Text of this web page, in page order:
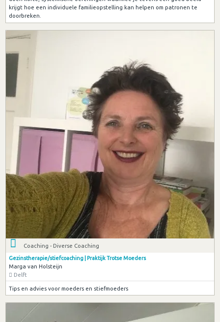
krijgt hoe een individuele familieopstelling kan helpen om patronen te
doorbreken.
Coaching - Diverse Coaching
Gezinstherapie/stiefcoaching | Praktijk Trotse Moeders
Marga van Holsteijn
Delft
Tips en advies voor moeders en stiefmoeders